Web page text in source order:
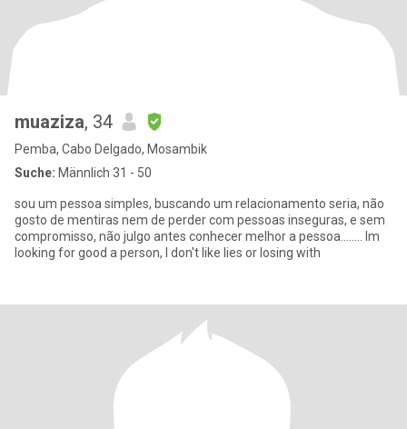
muaziza, 34
Pemba, Cabo Delgado, Mosambik
Suche: Männlich 31 - 50
sou um pessoa simples, buscando um relacionamento seria, não
gosto de mentiras nem de perder com pessoas inseguras, e sem
compromisso, não julgo antes conhecer melhor a pessoa........ Im
looking for good a person, I don't like lies or losing with